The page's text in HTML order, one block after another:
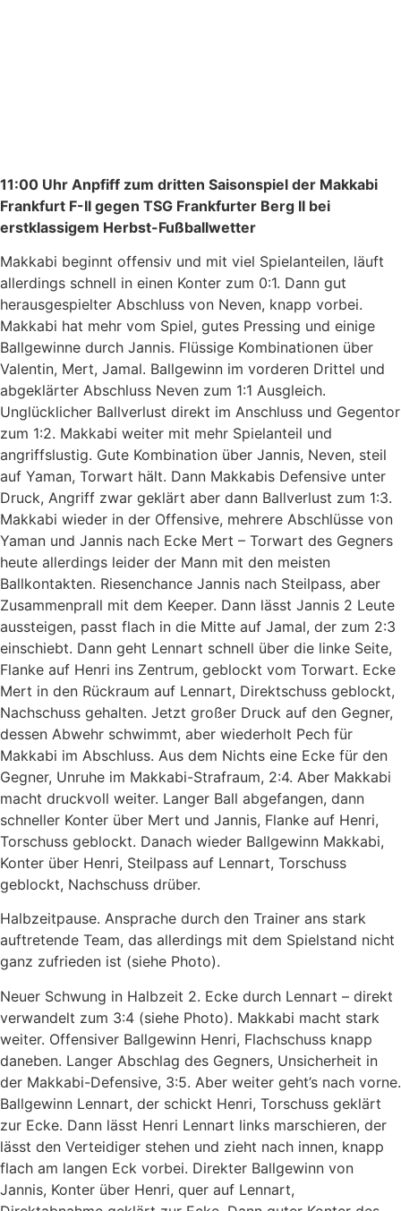
11:00 Uhr Anpfiff zum dritten Saisonspiel der Makkabi
Frankfurt F-II gegen TSG Frankfurter Berg II bei
erstklassigem Herbst-Fußballwetter
Makkabi beginnt offensiv und mit viel Spielanteilen, läuft
allerdings schnell in einen Konter zum 0:1. Dann gut
herausgespielter Abschluss von Neven, knapp vorbei.
Makkabi hat mehr vom Spiel, gutes Pressing und einige
Ballgewinne durch Jannis. Flüssige Kombinationen über
Valentin, Mert, Jamal. Ballgewinn im vorderen Drittel und
abgeklärter Abschluss Neven zum 1:1 Ausgleich.
Unglücklicher Ballverlust direkt im Anschluss und Gegentor
zum 1:2. Makkabi weiter mit mehr Spielanteil und
angriffslustig. Gute Kombination über Jannis, Neven, steil
auf Yaman, Torwart hält. Dann Makkabis Defensive unter
Druck, Angriff zwar geklärt aber dann Ballverlust zum 1:3.
Makkabi wieder in der Offensive, mehrere Abschlüsse von
Yaman und Jannis nach Ecke Mert – Torwart des Gegners
heute allerdings leider der Mann mit den meisten
Ballkontakten. Riesenchance Jannis nach Steilpass, aber
Zusammenprall mit dem Keeper. Dann lässt Jannis 2 Leute
aussteigen, passt flach in die Mitte auf Jamal, der zum 2:3
einschiebt. Dann geht Lennart schnell über die linke Seite,
Flanke auf Henri ins Zentrum, geblockt vom Torwart. Ecke
Mert in den Rückraum auf Lennart, Direktschuss geblockt,
Nachschuss gehalten. Jetzt großer Druck auf den Gegner,
dessen Abwehr schwimmt, aber wiederholt Pech für
Makkabi im Abschluss. Aus dem Nichts eine Ecke für den
Gegner, Unruhe im Makkabi-Strafraum, 2:4. Aber Makkabi
macht druckvoll weiter. Langer Ball abgefangen, dann
schneller Konter über Mert und Jannis, Flanke auf Henri,
Torschuss geblockt. Danach wieder Ballgewinn Makkabi,
Konter über Henri, Steilpass auf Lennart, Torschuss
geblockt, Nachschuss drüber.
Halbzeitpause. Ansprache durch den Trainer ans stark
auftretende Team, das allerdings mit dem Spielstand nicht
ganz zufrieden ist (siehe Photo).
Neuer Schwung in Halbzeit 2. Ecke durch Lennart – direkt
verwandelt zum 3:4 (siehe Photo). Makkabi macht stark
weiter. Offensiver Ballgewinn Henri, Flachschuss knapp
daneben. Langer Abschlag des Gegners, Unsicherheit in
der Makkabi-Defensive, 3:5. Aber weiter geht’s nach vorne.
Ballgewinn Lennart, der schickt Henri, Torschuss geklärt
zur Ecke. Dann lässt Henri Lennart links marschieren, der
lässt den Verteidiger stehen und zieht nach innen, knapp
flach am langen Eck vorbei. Direkter Ballgewinn von
Jannis, Konter über Henri, quer auf Lennart,